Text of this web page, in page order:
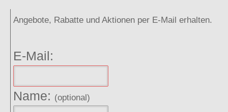
Angebote, Rabatte und Aktionen per E-Mail erhalten.
E-Mail:
Name: (optional)